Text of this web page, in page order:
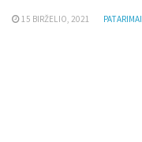
15 BIRŽELIO, 2021 PATARIMAI